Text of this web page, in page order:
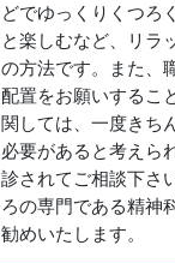
どでゆっくりくつろ
と楽しむなど、リラ
の方法です。また、
配置をお願いするこ
関しては、一度きち
必要があると考えら
診されてご相談下さ
ろの専門である精神
勧めいたします。